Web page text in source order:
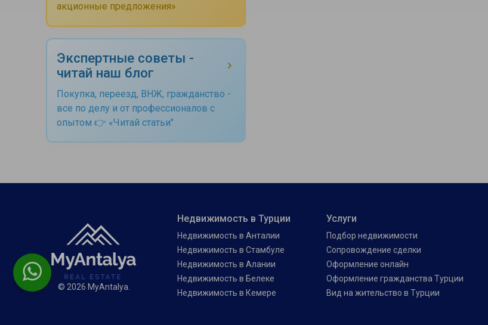
акционные предложения»
Экспертные советы -
читай наш блог
Покупка, переезд, ВНЖ, гражданство -
все по делу и от профессионалов с
опытом 👉 «Читай статьи"
© 2026 MyAntalya.
Недвижимость в Турции
Недвижимость в Анталии
Недвижимость в Стамбуле
Недвижимость в Алании
Недвижимость в Белеке
Недвижимость в Кемере
Услуги
Подбор недвижимости
Сопровождение сделки
Оформление онлайн
Оформление гражданства Турции
Вид на жительство в Турции